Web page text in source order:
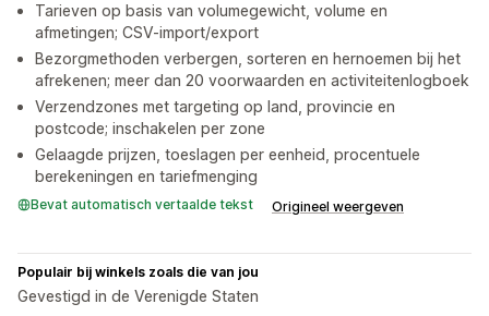
Tarieven op basis van volumegewicht, volume en
afmetingen; CSV-import/export
Bezorgmethoden verbergen, sorteren en hernoemen bij het
afrekenen; meer dan 20 voorwaarden en activiteitenlogboek
Verzendzones met targeting op land, provincie en
postcode; inschakelen per zone
Gelaagde prijzen, toeslagen per eenheid, procentuele
berekeningen en tariefmenging
Bevat automatisch vertaalde tekst Origineel weergeven
Populair bij winkels zoals die van jou
Gevestigd in de Verenigde Staten